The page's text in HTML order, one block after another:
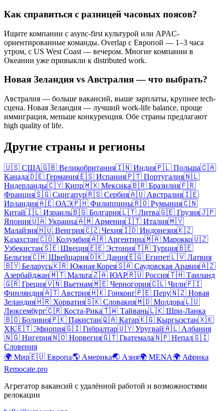
Как справиться с разницей часовых поясов?
Ищите компании с async-first культурой или APAC-
ориентированные команды. Overlap с Европой — 1–3 часа
утром, с US West Coast — вечером. Многие компании в
Океании уже привыкли к distributed work.
Новая Зеландия vs Австралия — что выбрать?
Австралия — больше вакансий, выше зарплаты, крупнее tech-
сцена. Новая Зеландия — лучший work-life balance, проще
иммиграция, меньше конкуренция. Обе страны предлагают
high quality of life.
Другие страны и регионы
🇺🇸 США🇬🇧 Великобритания🇮🇳 Индия🇵🇱 Польша🇨🇦
Канада🇩🇪 Германия🇪🇸 Испания🇵🇹 Португалия🇳🇱
Нидерланды🇨🇾 Кипр🇲🇽 Мексика🇧🇷 Бразилия🇫🇷
Франция🇸🇬 Сингапур🇷🇸 Сербия🇦🇺 Австралия🇮🇪
Ирландия🇦🇪 ОАЭ🇵🇭 Филиппины🇷🇴 Румыния🇨🇳
Китай🇮🇱 Израиль🇧🇬 Болгария🇱🇹 Литва🇬🇪 Грузия🇯🇵
Япония🇺🇦 Украина🇦🇲 Армения🇮🇹 Италия🇲🇾
Малайзия🇭🇺 Венгрия🇨🇿 Чехия🇮🇩 Индонезия🇰🇿
Казахстан🇨🇴 Колумбия🇦🇷 Аргентина🇲🇦 Марокко🇺🇿
Узбекистан🇸🇪 Швеция🇪🇪 Эстония🇹🇷 Турция🇧🇪
Бельгия🇨🇭 Швейцария🇩🇰 Дания🇪🇬 Египет🇱🇻 Латвия
🇧🇾 Беларусь🇰🇷 Южная Корея🇸🇦 Саудовская Аравия🇦🇿
Азербайджан🇲🇹 Мальта🇿🇦 ЮАР🇷🇺 Россия🇹🇭 Таиланд
🇬🇷 Греция🇻🇳 Вьетнам🇲🇪 Черногория🇨🇱 Чили🇫🇮
Финляндия🇦🇹 Австрия🇭🇰 Гонконг🇵🇪 Перу🇳🇿 Новая
Зеландия🇭🇷 Хорватия🇸🇰 Словакия🇲🇩 Молдова🇱🇺
Люксембург🇨🇷 Коста-Рика🇹🇼 Тайвань🇱🇰 Шри-Ланка
🇧🇴 Боливия🇵🇰 Пакистан🇶🇦 Катар🇰🇬 Кыргызстан🇽🇰
XK🇪🇹 Эфиопия🇬🇮 Гибралтар🇺🇾 Уругвай🇦🇱 Албания
🇳🇬 Нигерия🇳🇴 Норвегия🇬🇹 Гватемала🇳🇵 Непал🇸🇮
Словения
🌍 Мир🇪🇺 Европа🌎 Америка🌏 Азия🌍 MENA🌍 Африка
Remocate.pro
Агрегатор вакансий с удалённой работой и возможностями
релокации